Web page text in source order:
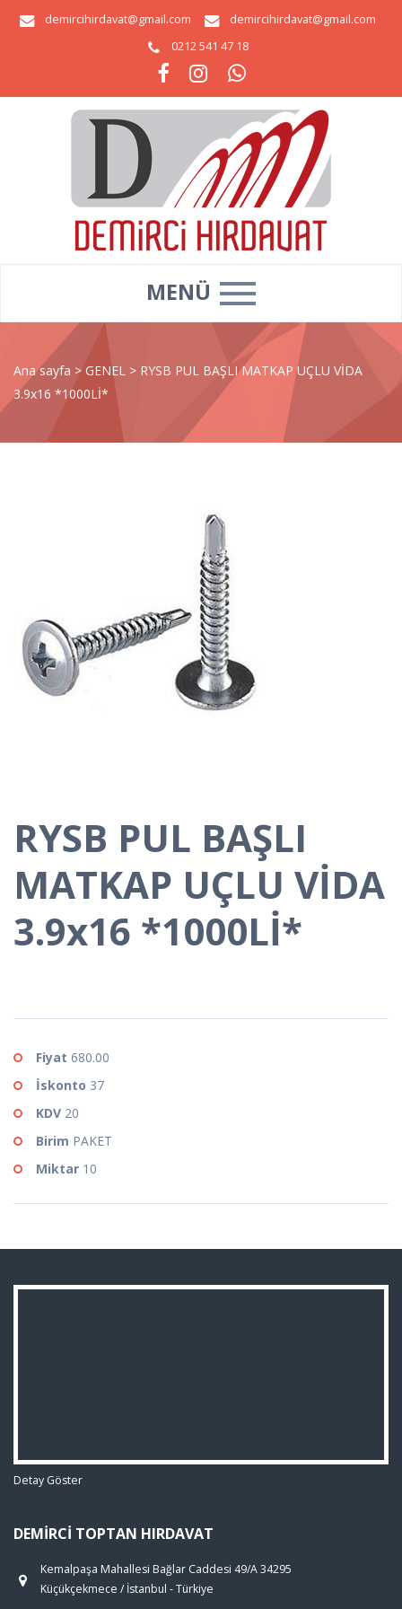
demircihirdavat@gmail.com
demircihirdavat@gmail.com
0212 541 47 18
MENÜ
Ana sayfa > GENEL > RYSB PUL BAŞLI MATKAP UÇLU VİDA
3.9x16 *1000Lİ*
RYSB PUL BAŞLI
MATKAP UÇLU VİDA
3.9x16 *1000Lİ*
Fiyat 680.00
İskonto 37
KDV 20
Birim PAKET
Miktar 10
Detay Göster
DEMIRCI TOPTAN HIRDAVAT
Kemalpaşa Mahallesi Bağlar Caddesi 49/A 34295
Küçükçekmece / İstanbul - Türkiye